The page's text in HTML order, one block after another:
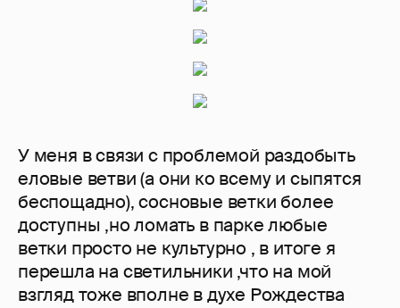
У меня в связи с проблемой раздобыть
еловые ветви (а они ко всему и сыпятся
беспощадно), сосновые ветки более
доступны ,но ломать в парке любые
ветки просто не культурно , в итоге я
перешла на светильники ,что на мой
взгляд тоже вполне в духе Рождества